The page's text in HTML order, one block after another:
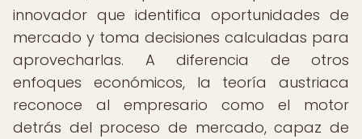
innovador que identifica oportunidades de
mercado y toma decisiones calculadas para
aprovecharlas. A diferencia de otros
enfoques económicos, la teoría austriaca
reconoce al empresario como el motor
detrás del proceso de mercado, capaz de